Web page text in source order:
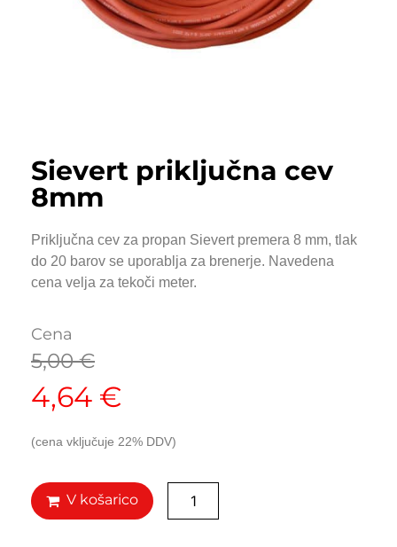
Sievert priključna cev
8mm
Priključna cev za propan Sievert premera 8 mm, tlak
do 20 barov se uporablja za brenerje. Navedena
cena velja za tekoči meter.
Cena
5,00€
4,64€
(cena vključuje 22% DDV)
V košarico